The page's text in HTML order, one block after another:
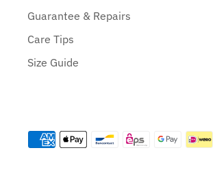
Guarantee & Repairs
Care Tips
Size Guide